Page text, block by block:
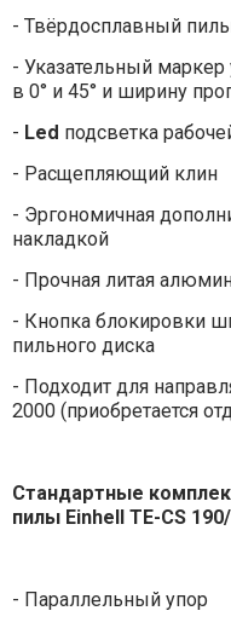
- Твёрдосплавный
- Указательный
в 0° и 45° и ширину
- Led подсветка
- Расщепляющий клин
- Эргономичная
накладкой
- Прочная литая
- Кнопка блокировки
пильного диска
- Подходит для
2000 (приобретается
Стандартные
пилы Einhell TE-CS
- Параллельный упор